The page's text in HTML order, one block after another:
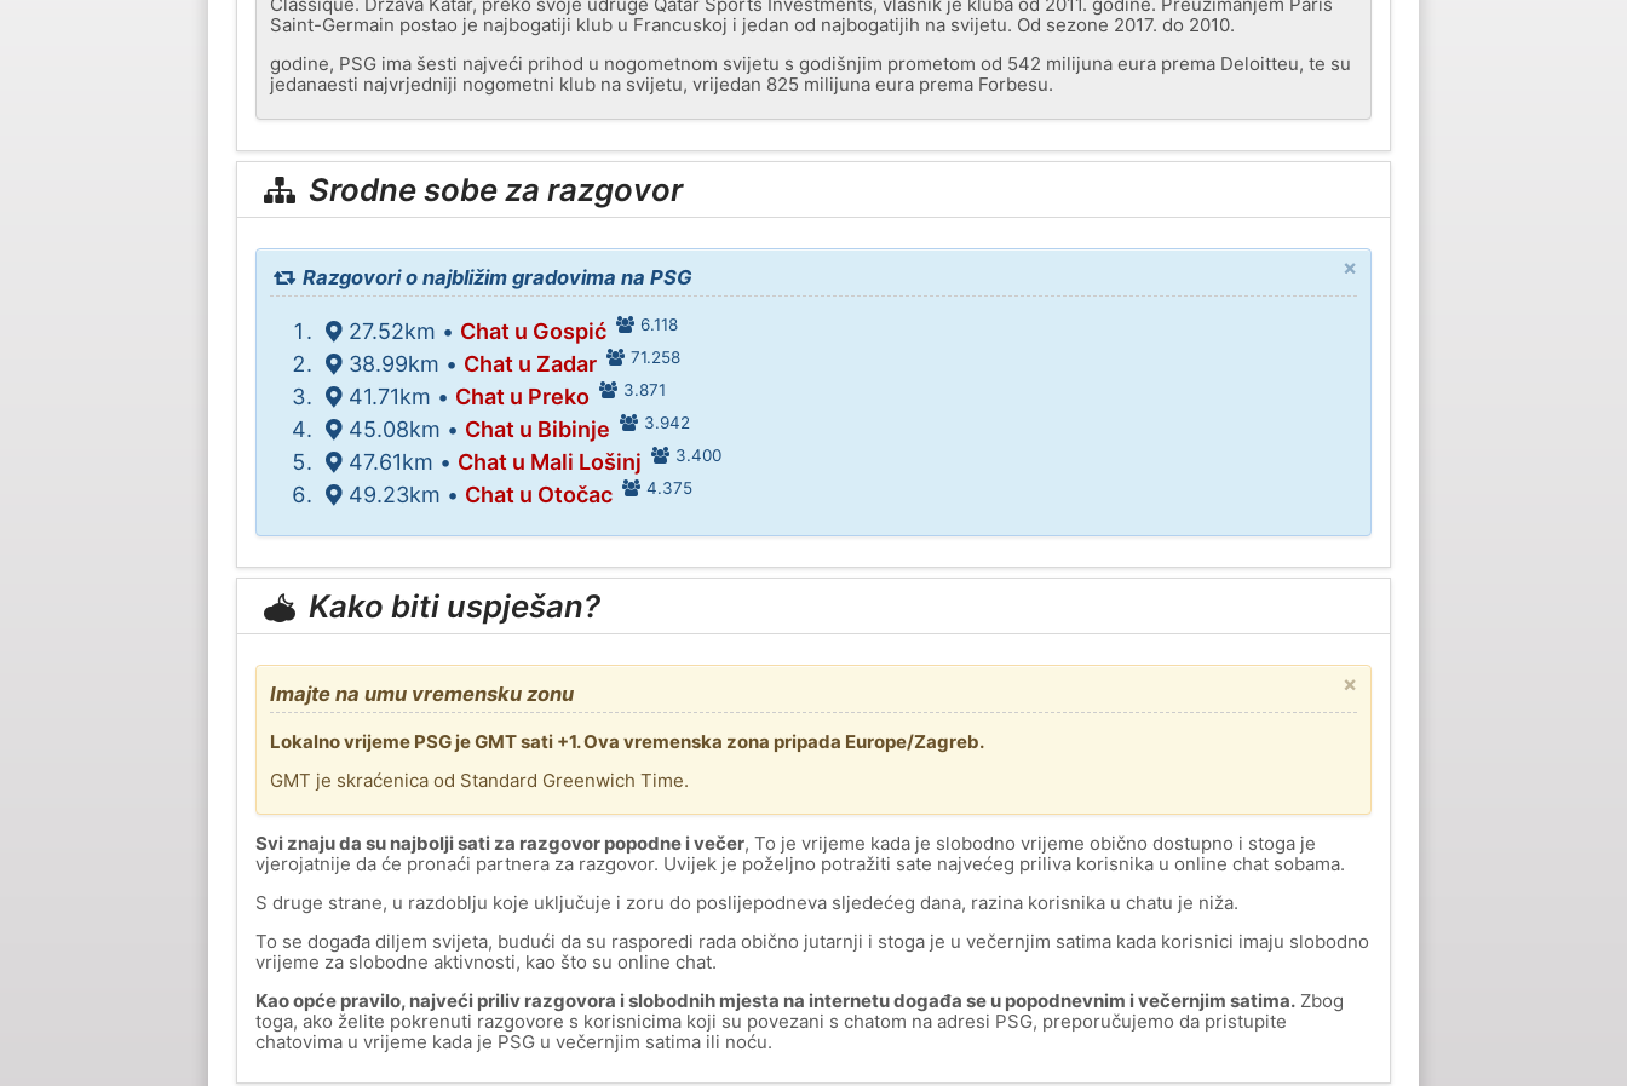
Classique. Država Katar, preko svoje udruge Qatar Sports Investments, vlasnik je kluba od 2011. godine. Preuzimanjem Paris
Saint-Germain postao je najbogatiji klub u Francuskoj i jedan od najbogatijih na svijetu. Od sezone 2017. do 2010.
godine, PSG ima šesti najveći prihod u nogometnom svijetu s godišnjim prometom od 542 milijuna eura prema Deloitteu, te su
jedanaesti najvrjedniji nogometni klub na svijetu, vrijedan 825 milijuna eura prema Forbesu.
Srodne sobe za razgovor
×
Razgovori o najbližim gradovima na PSG
27.52km • Chat u Gospić 6.118
38.99km • Chat u Zadar 71.258
41.71km • Chat u Preko 3.871
45.08km • Chat u Bibinje 3.942
47.61km • Chat u Mali Lošinj 3.400
49.23km • Chat u Otočac 4.375
Kako biti uspješan?
×
Imajte na umu vremensku zonu
Lokalno vrijeme PSG je GMT sati +1. Ova vremenska zona pripada Europe/Zagreb.
GMT je skraćenica od Standard Greenwich Time.
Svi znaju da su najbolji sati za razgovor popodne i večer, To je vrijeme kada je slobodno vrijeme obično dostupno i stoga je
vjerojatnije da će pronaći partnera za razgovor. Uvijek je poželjno potražiti sate najvećeg priliva korisnika u online chat sobama.
S druge strane, u razdoblju koje uključuje i zoru do poslijepodneva sljedećeg dana, razina korisnika u chatu je niža.
To se događa diljem svijeta, budući da su rasporedi rada obično jutarnji i stoga je u večernjim satima kada korisnici imaju slobodno
vrijeme za slobodne aktivnosti, kao što su online chat.
Kao opće pravilo, najveći priliv razgovora i slobodnih mjesta na internetu događa se u popodnevnim i večernjim satima.Zbog
toga, ako želite pokrenuti razgovore s korisnicima koji su povezani s chatom na adresi PSG, preporučujemo da pristupite
chatovima u vrijeme kada je PSG u večernjim satima ili noću.